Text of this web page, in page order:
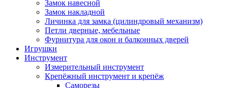
Замок навесной
Замок накладной
Личинка для замка (цилиндровый механизм)
Петли дверные, мебельные
Фурнитура для окон и балконных дверей
Игрушки
Инструмент
Измерительный инструмент
Крепёжный инструмент и крепёж
Саморезы